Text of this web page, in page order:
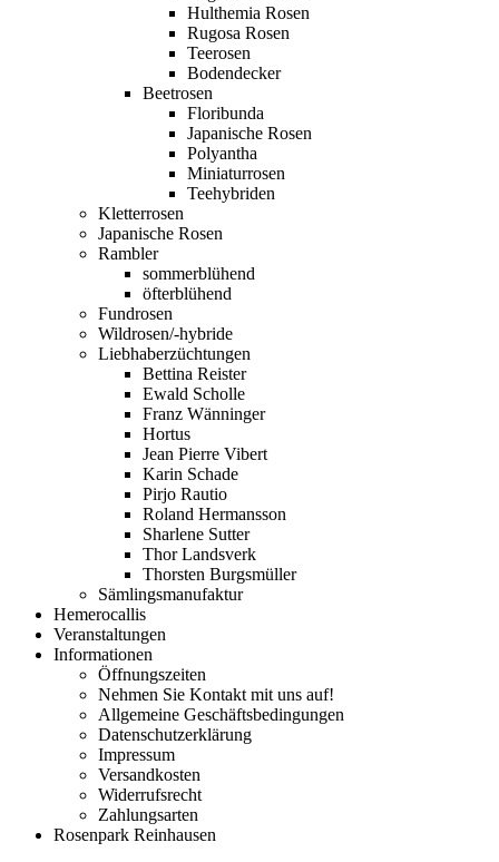
Hulthemia Rosen
Rugosa Rosen
Teerosen
Bodendecker
Beetrosen
Floribunda
Japanische Rosen
Polyantha
Miniaturrosen
Teehybriden
Kletterrosen
Japanische Rosen
Rambler
sommerblühend
öfterblühend
Fundrosen
Wildrosen/-hybride
Liebhaberzüchtungen
Bettina Reister
Ewald Scholle
Franz Wänninger
Hortus
Jean Pierre Vibert
Karin Schade
Pirjo Rautio
Roland Hermansson
Sharlene Sutter
Thor Landsverk
Thorsten Burgsmüller
Sämlingsmanufaktur
Hemerocallis
Veranstaltungen
Informationen
Öffnungszeiten
Nehmen Sie Kontakt mit uns auf!
Allgemeine Geschäftsbedingungen
Datenschutzerklärung
Impressum
Versandkosten
Widerrufsrecht
Zahlungsarten
Rosenpark Reinhausen